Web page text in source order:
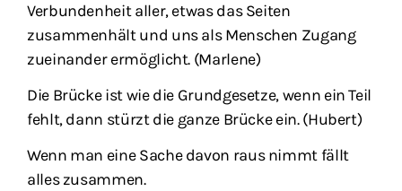
Verbundenheit aller, etwas das Seiten
zusammenhält und uns als Menschen Zugang
zueinander ermöglicht. (Marlene)
Die Brücke ist wie die Grundgesetze, wenn ein Teil
fehlt, dann stürzt die ganze Brücke ein. (Hubert)
Wenn man eine Sache davon raus nimmt fällt
alles zusammen.